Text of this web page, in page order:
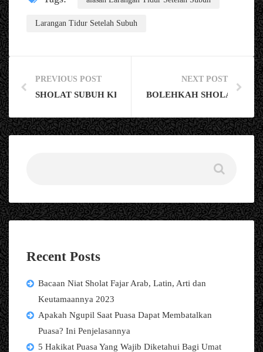
Larangan Tidur Setelah Subuh
PREVIOUS POST
SHOLAT SUBUH KESIANGAN, BAGAIMANA
NEXT POST
BOLEHKAH SHOLAT
Recent Posts
Bacaan Niat Sholat Fajar Arab, Latin, Arti dan
Keutamaannya 2023
Apakah Ngupil Saat Puasa Dapat Membatalkan
Puasa? Ini Penjelasannya
5 Hakikat Puasa Yang Wajib Diketahui Bagi Umat